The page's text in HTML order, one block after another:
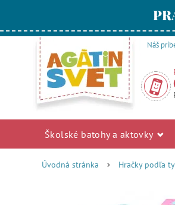
Náš
Školské batohy a aktovky
Úvodná stránka Hračky podľa